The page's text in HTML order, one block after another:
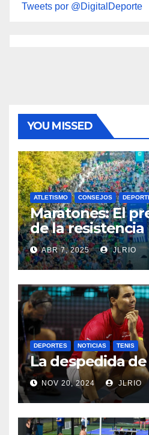
Tweets por @DigitalDeporte
YOU MISSED
ATLETISMO CONSEJOS
Maratones: El
de la resistencia
ABR 7, 2025 JLRIO
DEPORTES NOTICIAS TENIS
La despedida
NOV 20, 2024 JLRIO